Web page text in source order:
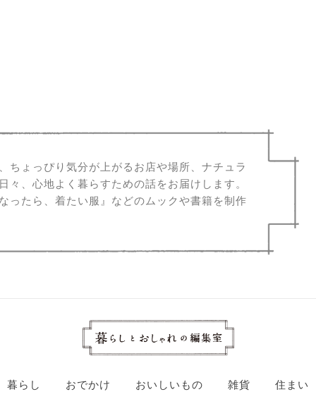
ちょっぴり気分が上がるお店や場所、ナチュラ
々、心地よく暮らすための話をお届けします。
ったら、着たい服』などのムックや書籍を制作
暮らし おでかけ おいしいもの 雑貨 住まい